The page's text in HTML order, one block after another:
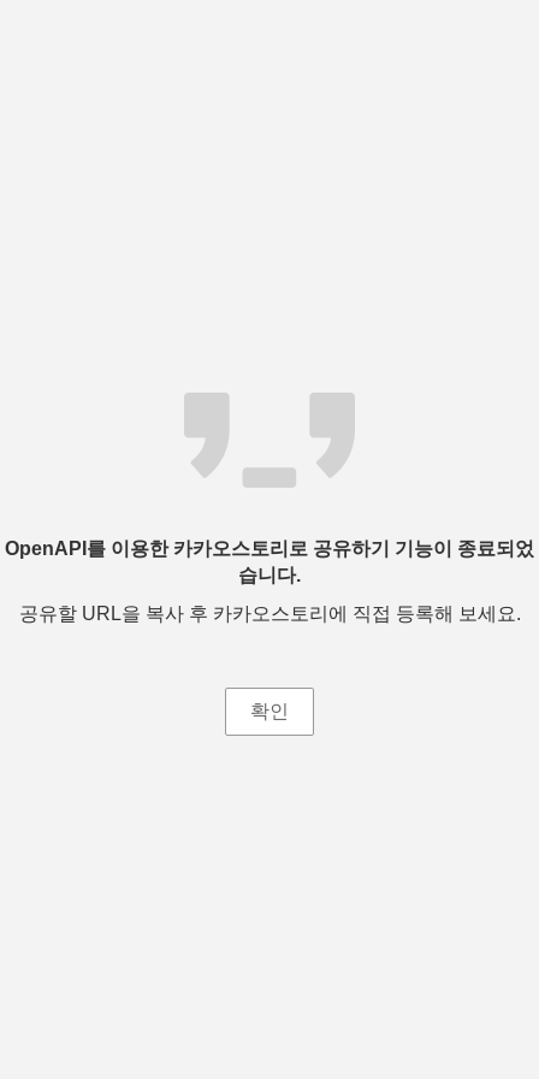
OpenAPI를 이용한 카카오스토리로 공유하기 기능이 종료되었
습니다.
공유할 URL을 복사 후 카카오스토리에 직접 등록해 보세요.
확인